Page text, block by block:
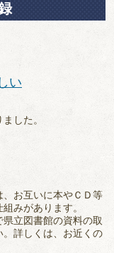
い
した。
お互いに本やＣＤ等
みがあります。
立図書館の資料の取
。詳しくは、お近くの